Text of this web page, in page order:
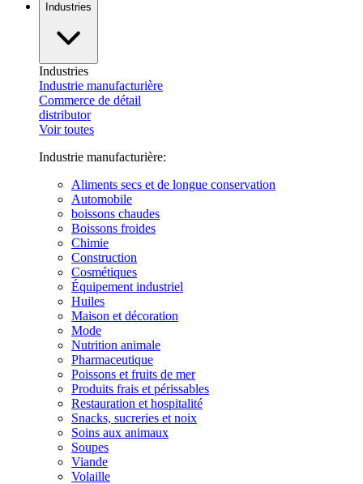
Industries
Industries
Industrie manufacturière
Commerce de détail
distributor
Voir toutes
Industrie manufacturière:
Aliments secs et de longue conservation
Automobile
boissons chaudes
Boissons froides
Chimie
Construction
Cosmétiques
Équipement industriel
Huiles
Maison et décoration
Mode
Nutrition animale
Pharmaceutique
Poissons et fruits de mer
Produits frais et périssables
Restauration et hospitalité
Snacks, sucreries et noix
Soins aux animaux
Soupes
Viande
Volaille